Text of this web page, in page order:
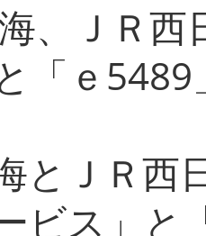
、ＪＲ
「ｅ
とＪＲ西
ビス」